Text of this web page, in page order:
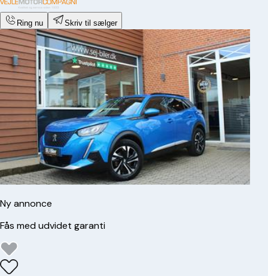
Ring nu Skriv til sælger
Ny annonce
Fås med udvidet garanti